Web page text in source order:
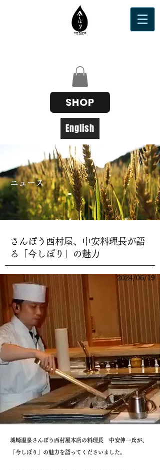
SHOP
English
ニュース
さんぽう西村屋、中安料理長が語
る「今しぼり」の魅力
城崎温泉さんぽう西村屋本店の料理長 中安伸一氏が、
「今しぼり」の魅力を語ってくださいました。
2024/06/19